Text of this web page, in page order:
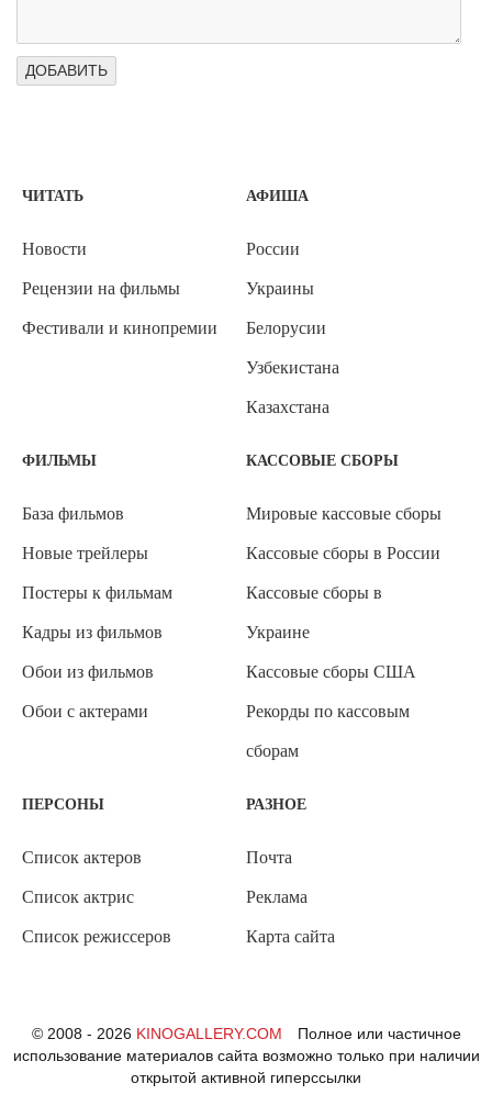
ЧИТАТЬ
Новости
Рецензии на фильмы
Фестивали и кинопремии
АФИША
России
Украины
Белорусии
Узбекистана
Казахстана
ФИЛЬМЫ
База фильмов
Новые трейлеры
Постеры к фильмам
Кадры из фильмов
Обои из фильмов
Обои с актерами
КАССОВЫЕ СБОРЫ
Мировые кассовые сборы
Кассовые сборы в России
Кассовые сборы в
Украине
Кассовые сборы США
Рекорды по кассовым
сборам
ПЕРСОНЫ
Список актеров
Список актрис
Список режиссеров
РАЗНОЕ
Почта
Реклама
Карта сайта
© 2008 - 2026 KINOGALLERY.COM
Полное или частичное
использование материалов сайта возможно только при наличии
открытой активной гиперссылки